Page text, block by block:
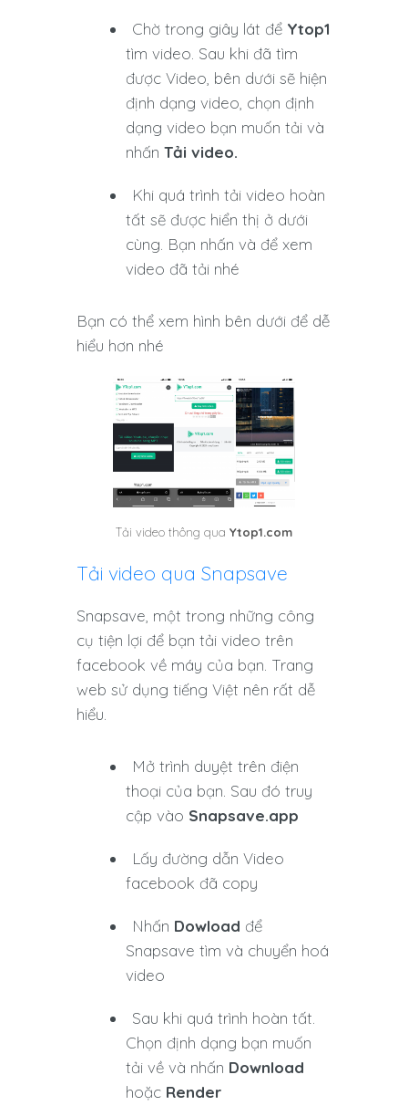
Chờ trong giây lát để Ytop1
tìm video. Sau khi đã tìm
được Video, bên dưới sẽ hiện
định dạng video, chọn định
dạng video bạn muốn tải và
nhấnTải video.
Khi quá trình tải video hoàn
tất sẽ được hiển thị ở dưới
cùng. Bạn nhấn và để xem
video đã tải nhé
Bạn có thể xem hình bên dưới để dễ
hiểu hơn nhé
Tải video thông qua Ytop1.com
Tải video qua Snapsave
Snapsave, một trong những công
cụ tiện lợi để bạn tải video trên
facebook về máy của bạn. Trang
web sử dụng tiếng Việt nên rất dễ
hiểu.
Mở trình duyệt trên điện
thoại của bạn. Sau đó truy
cập vào Snapsave.app
Lấy đường dẫn Video
facebook đã copy
Nhấn Dowload để
Snapsave tìm và chuyển hoá
video
Sau khi quá trình hoàn tất.
Chọn định dạng bạn muốn
tải về và nhấn Download
hoặc Render